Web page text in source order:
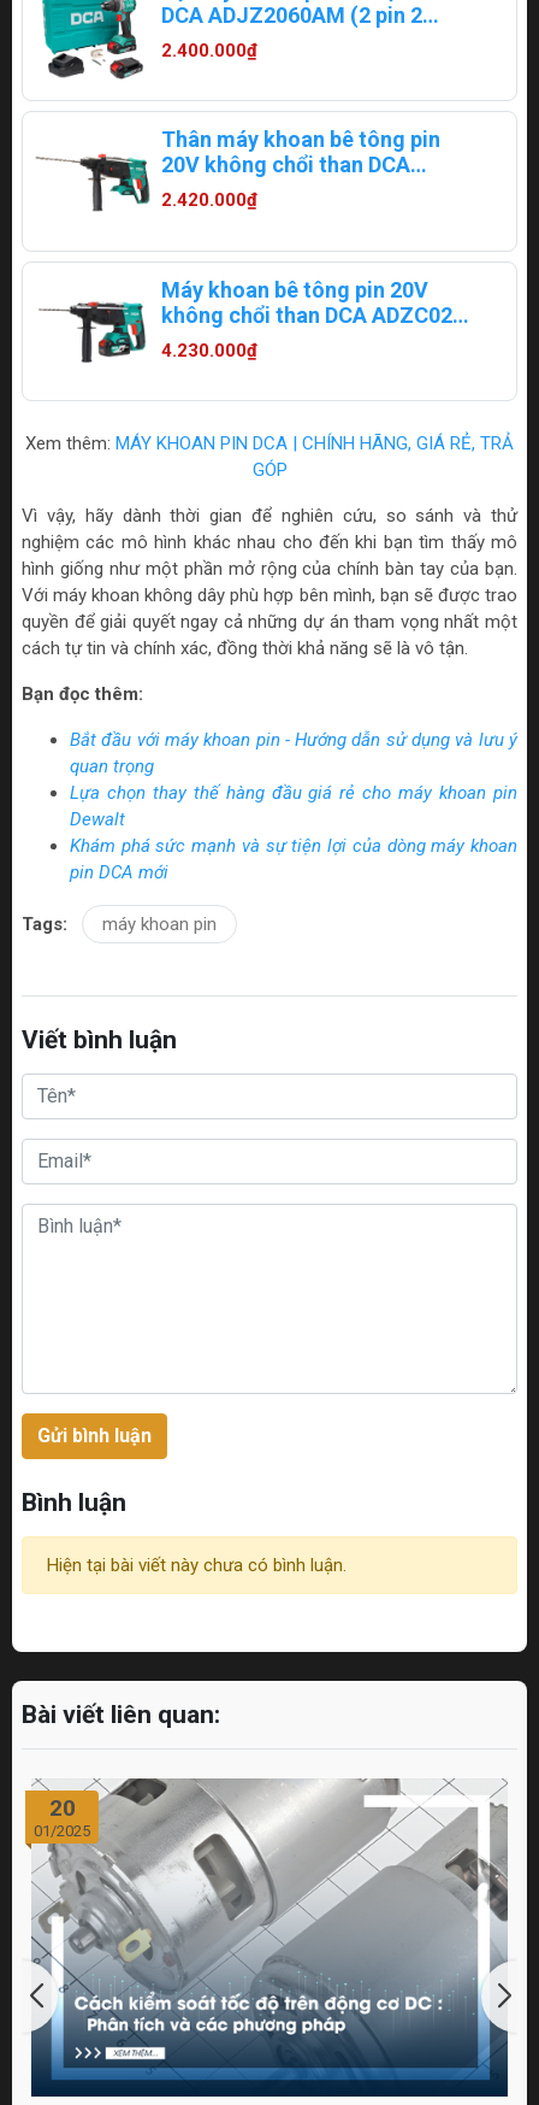
DCA ADJZ2060AM (2 pin 2
ampe)
2.400.000₫
Thân máy khoan bê tông pin
20V không chổi than DCA
ADZC02-26Z
2.420.000₫
Máy khoan bê tông pin 20V
không chổi than DCA ADZC02-
26EM
4.230.000₫
Xem thêm: MÁY KHOAN PIN DCA | CHÍNH HÃNG, GIÁ RẺ, TRẢ
GÓP
Vì vậy, hãy dành thời gian để nghiên cứu, so sánh và thử
nghiệm các mô hình khác nhau cho đến khi bạn tìm thấy mô
hình giống như một phần mở rộng của chính bàn tay của bạn.
Với máy khoan không dây phù hợp bên mình, bạn sẽ được trao
quyền để giải quyết ngay cả những dự án tham vọng nhất một
cách tự tin và chính xác, đồng thời khả năng sẽ là vô tận.
Bạn đọc thêm:
Bắt đầu với máy khoan pin - Hướng dẫn sử dụng và lưu ý
quan trọng
Lựa chọn thay thế hàng đầu giá rẻ cho máy khoan pin
Dewalt
Khám phá sức mạnh và sự tiện lợi của dòng máy khoan
pin DCA mới
Tags: máy khoan pin
Viết bình luận
Gửi bình luận
Bình luận
Hiện tại bài viết này chưa có bình luận.
Bài viết liên quan:
20
01/2025